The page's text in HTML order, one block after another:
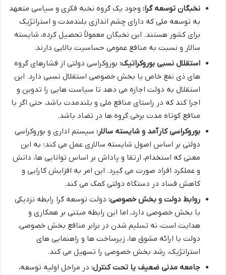
نخبگان توسعه گرا: وجود یک گروه نخبه فکری و سیاسی متعهد
به توسعه ملی که دارای چشم اندازی بلندمدت و استراتژیک
برای کشور هستند. این نخبگان معمولاً تحصیل کرده، شایسته
سالار و نسبت به منافع عمومی حساسیت بالایی دارند.
استقلال نسبی بوروکراتیک: بوروکراسی دولتی از فشارهای گروه
های ذی نفع خاص یا بخش خصوصی استقلال نسبی دارد. این
استقلال به دولت اجازه می دهد تا سیاست هایی را تدوین و
اجرا کند که در راستای منافع ملی و بلندمدت باشد، حتی اگر با
منافع کوتاه مدت برخی گروه ها در تضاد باشد.
بوروکراسی کارآمد و شایسته سالار: سیستم اداری و بوروکراسی
دولتی بر اساس اصول شایسته سالاری عمل می کند؛ به این
معنی که استخدام، ارتقا و پاداش بر اساس توانایی ها، دانش
و عملکرد افراد صورت می گیرد. این امر به افزایش کارایی و
کاهش فساد در دستگاه دولتی کمک می کند.
روابط دولت و بخش خصوصی: دولت توسعه گرا رابطه نزدیکی
با بخش خصوصی دارد، اما این رابطه مبتنی بر همکاری و
هدایت است، نه تسلیم شدن در برابر منافع بخش خصوصی.
دولت با ارائه مشوق ها، زیرساخت ها و راهنمایی های
استراتژیک، رشد بخش خصوصی را تسهیل می کند.
جامعه مدنی ضعیف یا تحت کنترل: در مراحل اولیه توسعه،